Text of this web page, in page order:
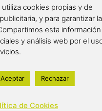
€
of stock
utiliza cookies propias y de
y para garantizar la
esta información
y análisis web por el
Aceptar Rechazar
de Cookies